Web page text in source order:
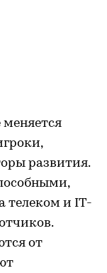
развития.
телеком и IT-
от